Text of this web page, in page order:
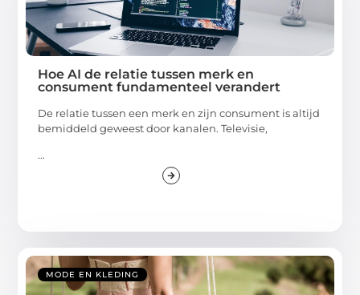
Hoe AI de relatie tussen merk en
consument fundamenteel verandert
De relatie tussen een merk en zijn consument is altijd
bemiddeld geweest door kanalen. Televisie,
...
MODE EN KLEDING